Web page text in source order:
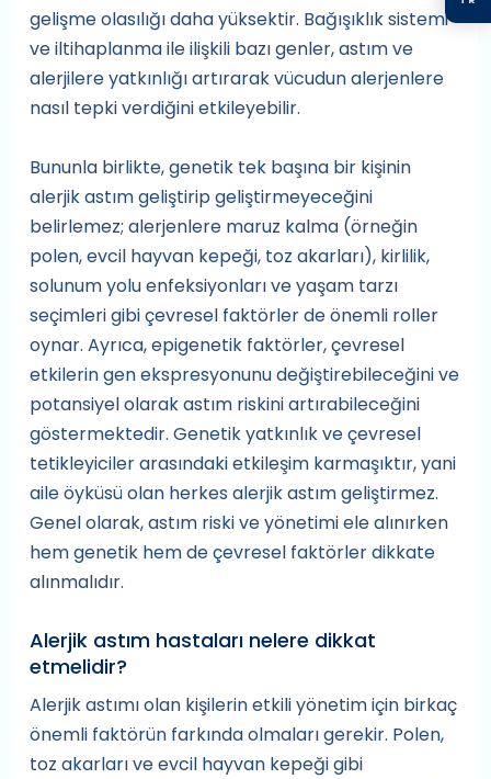
gelişme olasılığı daha yüksektir. Bağışıklık sistemi
ve iltihaplanma ile ilişkili bazı genler, astım ve
alerjilere yatkınlığı artırarak vücudun alerjenlere
nasıl tepki verdiğini etkileyebilir.
Bununla birlikte, genetik tek başına bir kişinin
alerjik astım geliştirip geliştirmeyeceğini
belirlemez; alerjenlere maruz kalma (örneğin
polen, evcil hayvan kepeği, toz akarları), kirlilik,
solunum yolu enfeksiyonları ve yaşam tarzı
seçimleri gibi çevresel faktörler de önemli roller
oynar. Ayrıca, epigenetik faktörler, çevresel
etkilerin gen ekspresyonunu değiştirebileceğini ve
potansiyel olarak astım riskini artırabileceğini
göstermektedir. Genetik yatkınlık ve çevresel
tetikleyiciler arasındaki etkileşim karmaşıktır, yani
aile öyküsü olan herkes alerjik astım geliştirmez.
Genel olarak, astım riski ve yönetimi ele alınırken
hem genetik hem de çevresel faktörler dikkate
alınmalıdır.
Alerjik astım hastaları nelere dikkat
etmelidir?
Alerjik astımı olan kişilerin etkili yönetim için birkaç
önemli faktörün farkında olmaları gerekir. Polen,
toz akarları ve evcil hayvan kepeği gibi